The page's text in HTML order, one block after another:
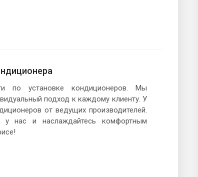
по установке кондиционеров. Мы
подход к каждому клиенту. У
от ведущих производителей.
у нас и наслаждайтесь комфортным